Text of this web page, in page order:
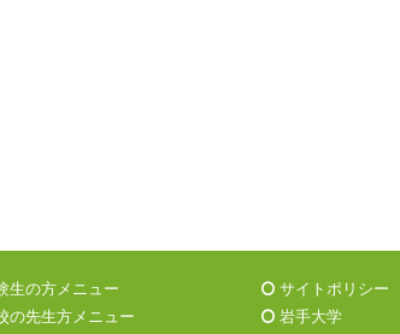
生の方メニュー
の先生方メニュー
サイトポリシー
岩手大学